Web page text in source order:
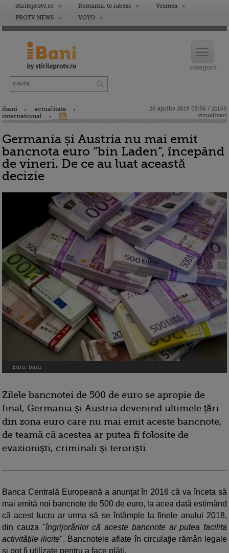
stirileprotv.ro Romania, te iubesc
Vremea
PROTV NEWS
VOYO
ibani
actualitate
international
26 aprilie 2019 05:56 / 21146
vizualizari
Germania și Austria nu mai emit
bancnota euro “bin Laden”, începând
de vineri. De ce au luat această
decizie
Euro, bani
Zilele bancnotei de 500 de euro se apropie de
final, Germania şi Austria devenind ultimele ţări
din zona euro care nu mai emit aceste bancnote,
de teamă că acestea ar putea fi folosite de
evazionişti, criminali şi terorişti.
Banca Centrală Europeană a anunţat în 2016 că va înceta să
mai emită noi bancnote de 500 de euro, la acea dată estimând
că acest lucru ar urma să se întâmple la finele anului 2018,
din cauza "îngrijorărilor că aceste bancnote ar putea facilita
activităţile ilicite". Bancnotele aflate în circulaţie rămân legale
şi pot fi utilizate pentru a face plăţi.